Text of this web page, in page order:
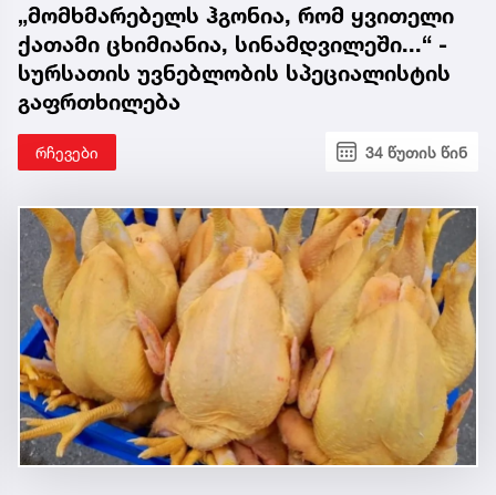
„მომხმარებელს ჰგონია, რომ ყვითელი
ქათამი ცხიმიანია, სინამდვილეში...“ -
სურსათის უვნებლობის სპეციალისტის
გაფრთხილება
რჩევები 34 წუთის წინ